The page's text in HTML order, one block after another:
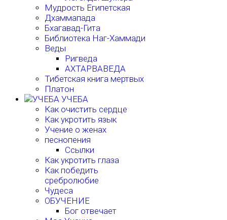
Мудрость Египетская
Дхаммапада
Бхагавад-Гита
Библиотека Наг-Хаммади
Веды
Ригведа
АХТАРВАВЕДА
Тибетская книга мертвых
Платон
УЧЕБА
Как очистить сердце
Как укротить язык
Учение о женах
песнопения
Ссылки
Как укротить глаза
Как победить
сребролюбие
Чудеса
ОБУЧЕНИЕ
Бог отвечает